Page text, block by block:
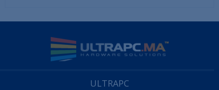
ULTRAPC